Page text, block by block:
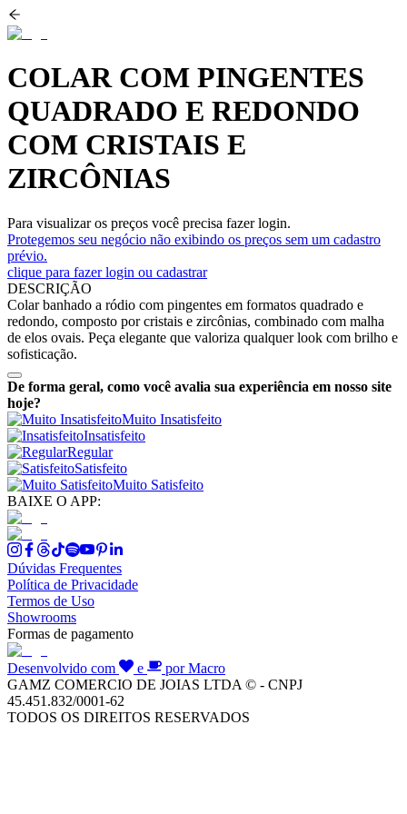
COLAR COM PINGENTES
QUADRADO E REDONDO
COM CRISTAIS E
ZIRCÔNIAS
Para visualizar os preços você precisa fazer login.
Protegemos seu negócio não exibindo os preços sem um cadastro
prévio.
clique para fazer login ou cadastrar
DESCRIÇÃO
Colar banhado a ródio com pingentes em formatos quadrado e
redondo, composto por cristais e zircônias, combinado com malha
de elos ovais. Peça elegante que valoriza qualquer look com brilho e
sofisticação.
De forma geral, como você avalia sua experiência em nosso site
hoje?
Muito Insatisfeito
Insatisfeito
Regular
Satisfeito
Muito Satisfeito
BAIXE O APP:
Dúvidas Frequentes
Política de Privacidade
Termos de Uso
Showrooms
Formas de pagamento
Desenvolvido com e
por Macro
GAMZ COMERCIO DE JOIAS LTDA © - CNPJ
45.451.832/0001-62
TODOS OS DIREITOS RESERVADOS